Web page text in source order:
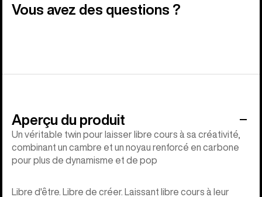
Vous avez des questions ?
Aperçu du produit
Un véritable twin pour laisser libre cours à sa créativité,
combinant un cambre et un noyau renforcé en carbone
pour plus de dynamisme et de pop
Libre d'être. Libre de créer. Laissant libre cours à leur